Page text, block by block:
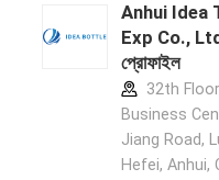
Anhui Idea
Exp Co.,
প্রোফাইল
32th
Business
Jiang Road,
Hefei, Anhui,